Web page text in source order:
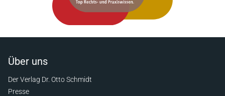
Über uns
Der Verlag Dr. Otto Schmidt
Presse